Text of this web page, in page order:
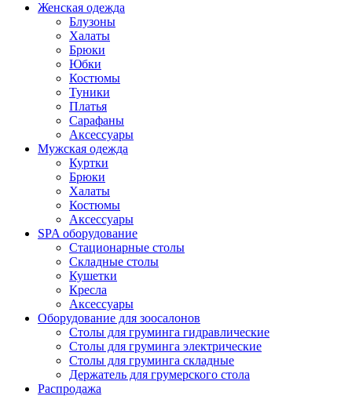
Женская одежда
Блузоны
Халаты
Брюки
Юбки
Костюмы
Туники
Платья
Сарафаны
Аксессуары
Мужская одежда
Куртки
Брюки
Халаты
Костюмы
Аксессуары
SPA оборудование
Стационарные столы
Складные столы
Кушетки
Кресла
Аксессуары
Оборудование для зоосалонов
Столы для груминга гидравлические
Столы для груминга электрические
Столы для груминга складные
Держатель для грумерского стола
Распродажа